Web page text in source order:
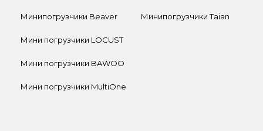
Минипогрузчики Beaver Минипогрузчики Taian
Мини погрузчики LOCUST
Мини погрузчики BAWOO
Мини погрузчики MultiOne